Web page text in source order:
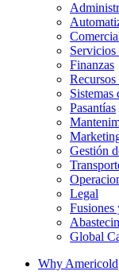
Servicios
Finanzas
Pasantías
Gestión
Legal
Fusiones
Global
Why Americold